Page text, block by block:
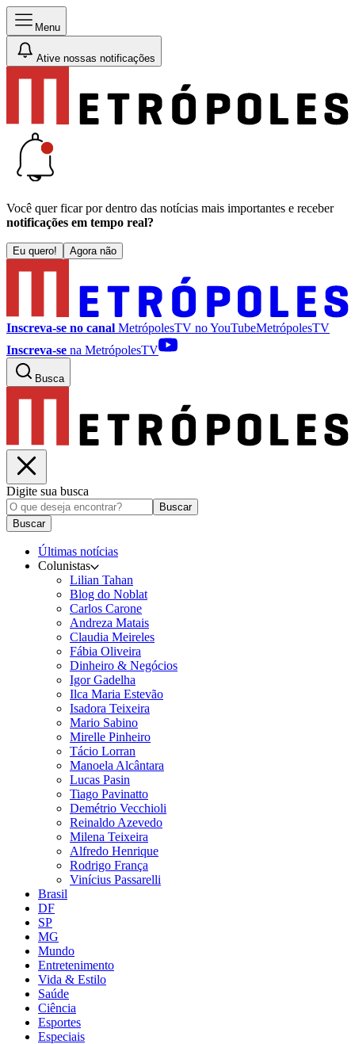
Menu
Ative nossas notificações
Você quer ficar por dentro das notícias mais importantes e receber
notificações em tempo real?
Eu quero! Agora não
Inscreva-se no canal MetrópolesTV noYouTubeMetrópolesTV
Inscreva-se na MetrópolesTV
Busca
Digite sua busca
Buscar
Buscar
Últimas notícias
Colunistas
Lilian Tahan
Blog do Noblat
Carlos Carone
Andreza Matais
Claudia Meireles
Fábia Oliveira
Dinheiro & Negócios
Igor Gadelha
Ilca Maria Estevão
Isadora Teixeira
Mario Sabino
Mirelle Pinheiro
Tácio Lorran
Manoela Alcântara
Lucas Pasin
Tiago Pavinatto
Demétrio Vecchioli
Reinaldo Azevedo
Milena Teixeira
Alfredo Henrique
Rodrigo França
Vinícius Passarelli
Brasil
DF
SP
MG
Mundo
Entretenimento
Vida & Estilo
Saúde
Ciência
Esportes
Especiais